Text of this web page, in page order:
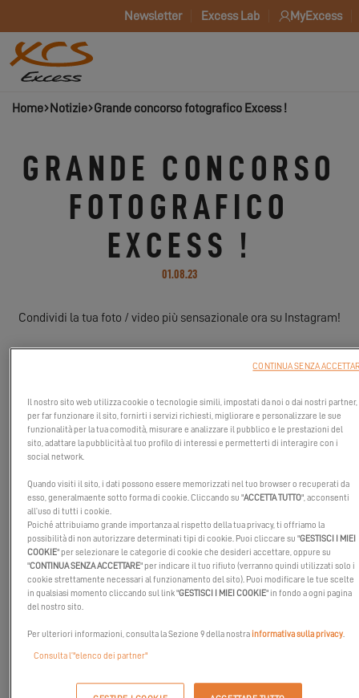
Newsletter Excess Lab MyExcess
Home Notizie Grande concorso fotografico Excess !
GRANDE CONCORSO
FOTOGRAFICO
EXCESS !
01.08.23
Condividi la tua foto / video più sensazionale ora su Instagram!
Puoi mostrarci che i nostri catamarani Excess sono divertenti da
a bordo dei nostri catamarani con il
#sailingiscoolwithExcess
Il nostro sito web utilizza cookie o tecnologie simili, impostati da noi o dai nostri partner,
per far funzionare il sito, fornirti i servizi richiesti, migliorare e personalizzare le sue
funzionalità per la tua comodità, misurare e analizzare il pubblico e le prestazioni del
sito, adattare la pubblicità al tuo profilo di interessi e permetterti di interagire con i
social network.
Quando visiti il sito, i dati possono essere memorizzati nel tuo browser o recuperati da
esso, generalmaente sotto forma di cookie. Cliccando su "ACCETTA TUTTO", acconsenti
all’uso di tutti i cookie.
Poiché attribuiamo grande importanza al rispetto della tua privacy, ti offriamo la
possibilità di non autorizzare determinati tipi di cookie. Puoi cliccare su "GESTISCI I MIEI
COOKIE" per selezionare le categorie di cookie che desideri accettare, oppure su
"CONTINUA SENZA ACCETTARE" per indicare il tuo rifiuto (verranno quindi utilizzati solo i
cookie strettamente necessari al funzionamento del sito). Puoi modificare le tue scelte
in qualsiasi momento cliccando sul link "GESTISCI I MIEI COOKIE" in fondo a ogni pagina
del nostro sito.
Per ulteriori informazioni, consulta la Sezione 9 della nostra informativa sulla privacy.
Consulta l’"elenco dei partner"
CONTINUA SENZA